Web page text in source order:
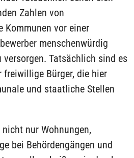
Zahlen von
Kommunen vor einer
menschenwürdig
Tatsächlich sind es
freiwillige Bürger, die hier
und staatliche Stellen
nur Wohnungen,
bei Behördengängen und